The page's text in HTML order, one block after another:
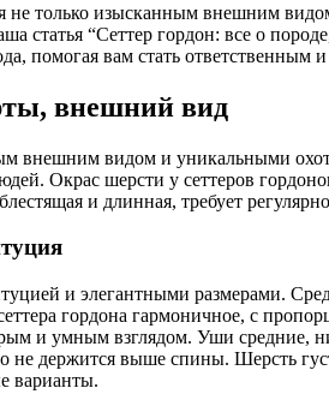
не только изысканным внешним
статья “Сеттер гордон: все о
помогая вам стать ответственным
внешний вид
внешним видом и уникальными
Окрас шерсти у сеттеров
и длинная, требует
и элегантными размерами.
гордона гармоничное, с
и умным взглядом. Уши
держится выше спины. Шерсть
варианты.